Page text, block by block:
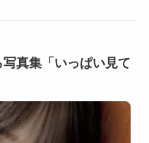
写真集「いっぱい見て